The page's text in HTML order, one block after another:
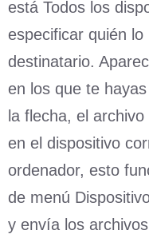
está Todos los
especificar quién
destinatario.
en los que te
la flecha, el
en el dispositivo
ordenador, esto
de menú
y envía los